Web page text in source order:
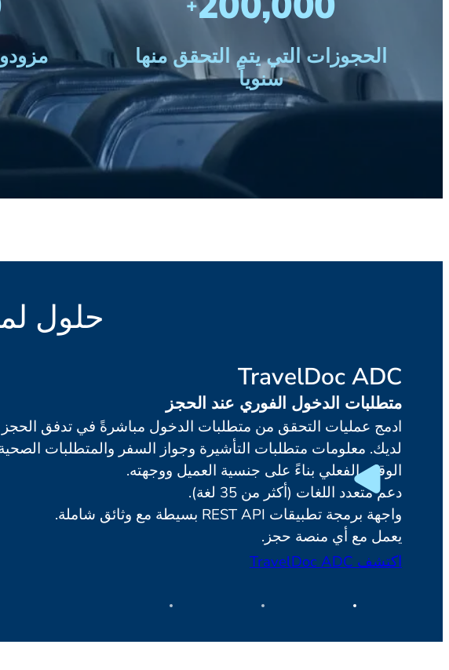
+
الحجوزات التي يتم التحقق منها
سنوياً
حلول
TravelDoc ADC
متطلبات الدخول الفوري عند الحجز
ادمج عمليات التحقق من متطلبات الدخول مباشرةً في تدفق الحجز
لديك. معلومات متطلبات التأشيرة وجواز السفر والمتطلبات
الوقت الفعلي بناءً على جنسية العميل ووجهته.
دعم متعدد اللغات (أكثر من 35 لغة).
واجهة برمجة تطبيقات REST API بسيطة مع وثائق شاملة.
يعمل مع أي منصة حجز.
اكتشف TravelDoc ADC